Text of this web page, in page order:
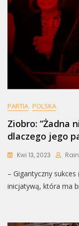
PARTIA POLSKA
Ziobro: “Żadna
dlaczego jego
Kwi 13, 2023
– Gigantyczny
inicjatywą, która ma